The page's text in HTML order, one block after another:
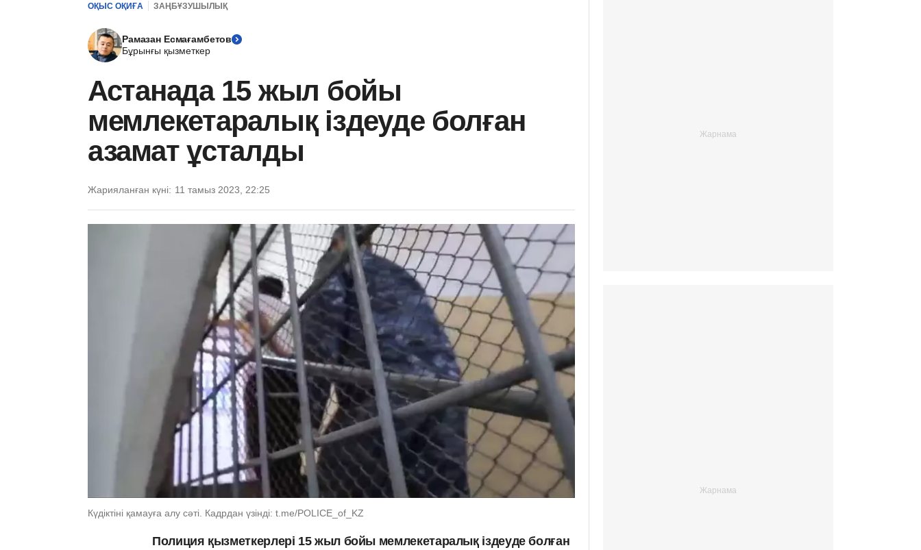
ОҚЫС ОҚИҒА ЗАҢБҰЗУШЫЛЫҚ
Рамазан Есмағамбетов
Бұрынғы қызметкер
Астанада 15 жыл бойы
мемлекетаралық іздеуде болған
азамат ұсталды
Жарияланған күні: 11 тамыз 2023, 22:25
Күдіктіні қамауға алу сәті. Кадрдан үзінді: t.me/POLICE_of_KZ
Полиция қызметкерлері 15 жыл бойы мемлекетаралық іздеуде болған